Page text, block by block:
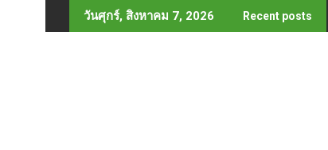
to
วันศุกร์, สิงหาคม 7, 2026 Recent posts